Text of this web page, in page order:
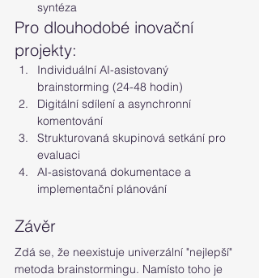
syntéza
Pro dlouhodobé inovační
projekty:
Individuální AI-asistovaný
brainstorming (24-48 hodin)
Digitální sdílení a asynchronní
komentování
Strukturovaná skupinová setkání pro
evaluaci
AI-asistovaná dokumentace a
implementační plánování
Závěr
Zdá se, že neexistuje univerzální "nejlepší"
metoda brainstormingu. Namísto toho je